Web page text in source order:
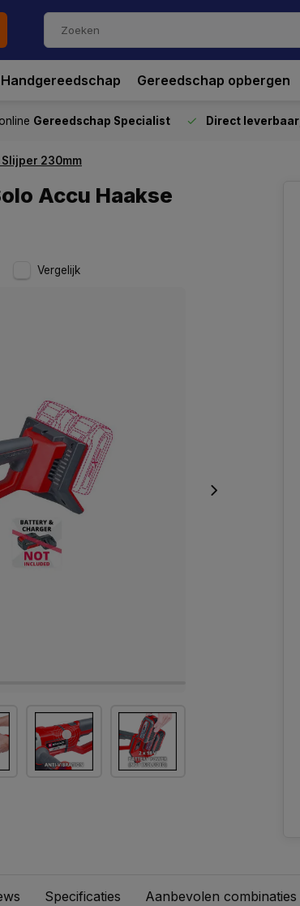
Handgereedschap Gereedschap opbergen
Gereedschap Specialist Direct leverbaar
Slijper 230mm
Accu Haakse
Vergelijk
Specificaties Aanbevolen combinaties